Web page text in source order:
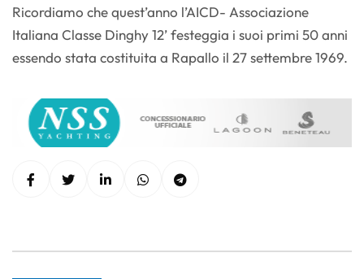
Ricordiamo che quest’anno l’AICD- Associazione
Italiana Classe Dinghy 12’ festeggia i suoi primi 50 anni
essendo stata costituita a Rapallo il 27 settembre 1969.